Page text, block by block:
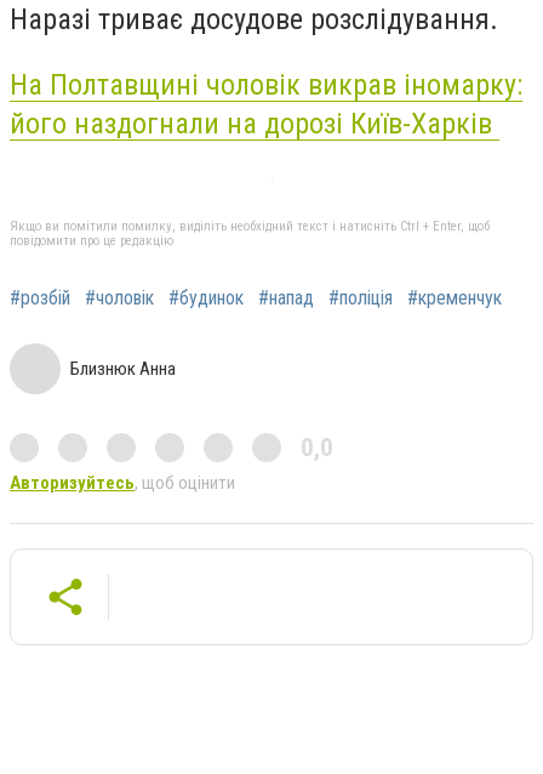
Наразі триває досудове розслідування.
На Полтавщині чоловік викрав іномарку:
його наздогнали на дорозі Київ-Харків
Якщо ви помітили помилку, виділіть необхідний текст і натисніть Ctrl + Enter, щоб
повідомити про це редакцію
#розбій #чоловік #будинок #напад #поліція #кременчук
Близнюк Анна
0,0
Авторизуйтесь, щоб оцінити